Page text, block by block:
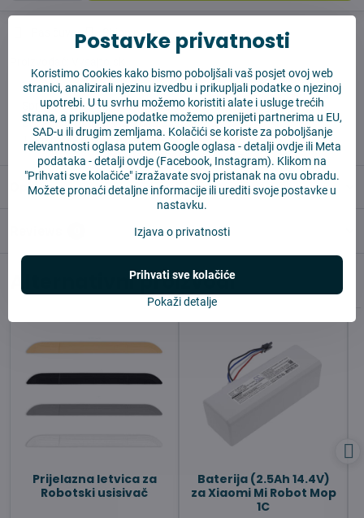
Pas čuvar Shippings
✅ Spremno za slanje odmah
✅ BESPLATNA dostava iznad 55 EUR
✅ 14 dana za povrat robe
Opis
Alternativni proizvodi
Prijelazna letvica za
Robotski usisivač
Baterija (2.5Ah 14.4V)
za Xiaomi Mi Robot Mop
1C
Postavke privatnosti
Koristimo Cookies kako bismo poboljšali vaš posjet ovoj web
stranici, analizirali njezinu izvedbu i prikupljali podatke o njezinoj
upotrebi. U tu svrhu možemo koristiti alate i usluge trećih
strana, a prikupljene podatke možemo prenijeti partnerima u EU,
SAD-u ili drugim zemljama. Kolačići se koriste za poboljšanje
relevantnosti oglasa putem Google oglasa -detalji ovdjeili Meta
podataka -detalji ovdje (Facebook, Instagram). Klikom na
"Prihvati sve kolačiće" izražavate svoj pristanak na ovu obradu.
Možete pronaći detaljne informacije ili urediti svoje postavke u
nastavku.
Izjava o privatnosti
Pokaži detalje
Prihvati sve kolačiće